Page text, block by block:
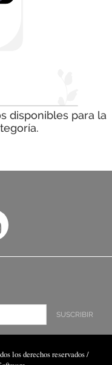
disponibles para la
SUSCRIBIR
los derechos reservados /